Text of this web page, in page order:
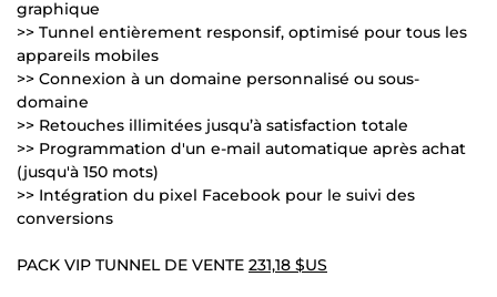
graphique
>> Tunnel entièrement responsif, optimisé pour tous les
appareils mobiles
>> Connexion à un domaine personnalisé ou sous-
domaine
>> Retouches illimitées jusqu’à satisfaction totale
>> Programmation d'un e-mail automatique après achat
(jusqu'à 150 mots)
>> Intégration du pixel Facebook pour le suivi des
conversions
PACK VIP TUNNEL DE VENTE 231,18 $US